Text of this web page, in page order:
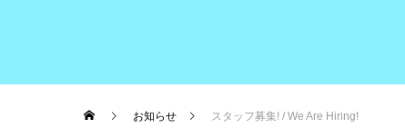
お知らせ スタッフ募集! / We Are Hiring!